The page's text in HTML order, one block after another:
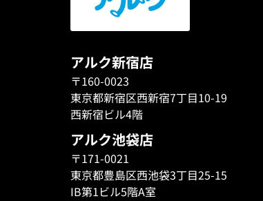
アルク新宿店
〒160-0023
東京都新宿区西新宿7丁目10-19
西新宿ビル4階
アルク池袋店
〒171-0021
東京都豊島区西池袋3丁目25-15
IB第1ビル5階A室